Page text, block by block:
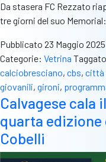
Da stasera FC Rezzato
tre giorni del suo
Pubblicato 23 Maggio 2025
Categorie: Vetrina Taggato
calciobresciano, cbs, città
giovanili, gironi,
Calvagese cala
quarta edizione
Cobelli